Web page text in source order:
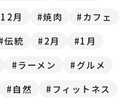
12月 焼肉
カフェ
伝統 2月
1月
ラーメン
グルメ
自然
フィットネス